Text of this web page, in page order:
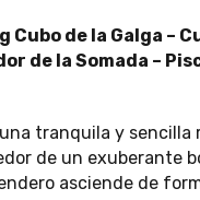
Cubo de la Galga –
de la Somada –
tranquila y sencilla
de un exuberante
asciende de